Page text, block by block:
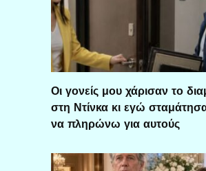
Οι γονείς μου χάρισαν το
στη Ντίνκα κι εγώ
να πληρώνω για αυτούς